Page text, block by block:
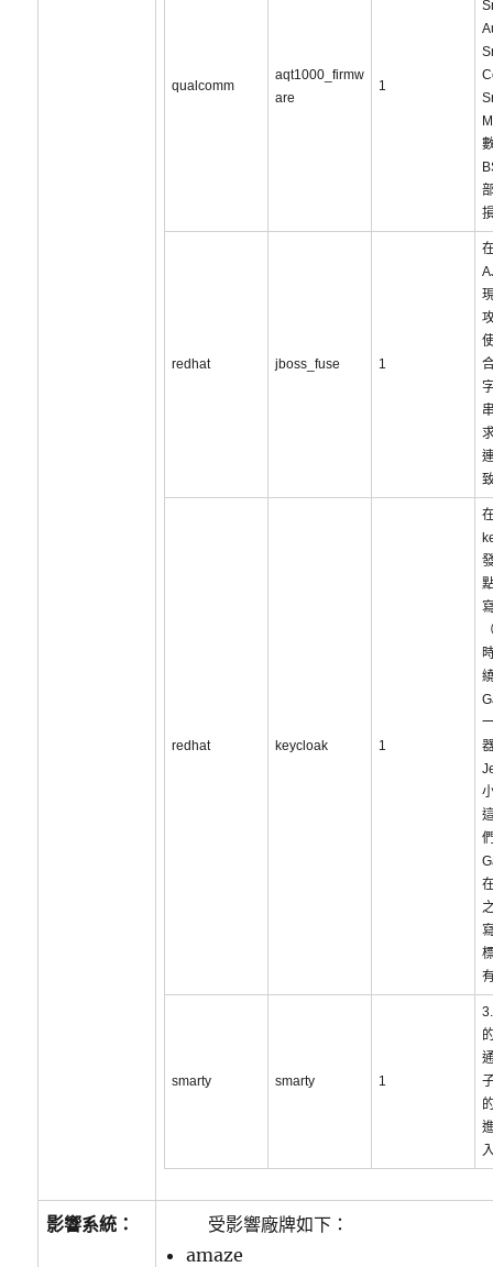
qualcomm
aqt1000_firmw
are
1
redhat jboss_fuse 1
redhat keycloak 1
smarty smarty 1
影響系統：
受影響廠牌如下：
amaze